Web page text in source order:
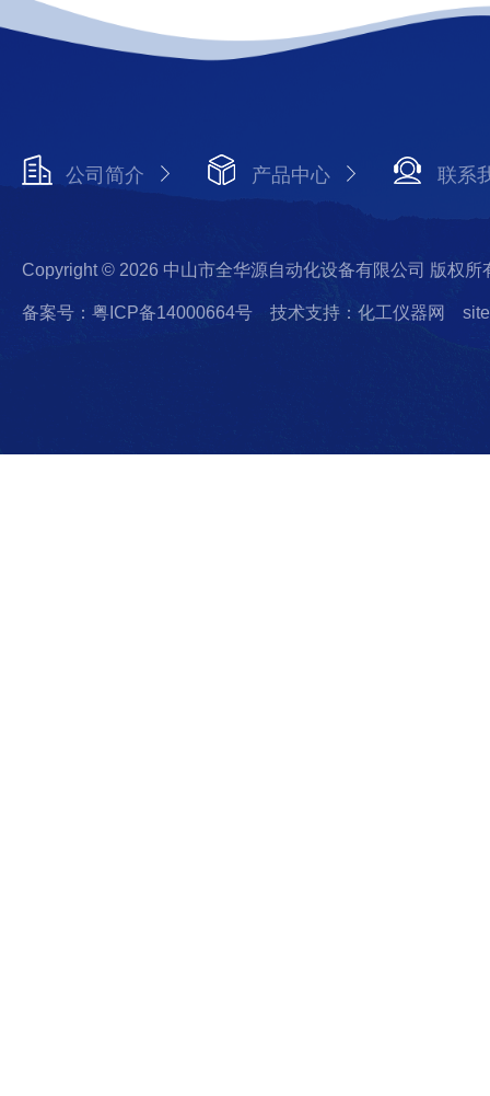
公司简介 产品中心 联系
Copyright © 2026 中山市全华源自动化设备有限公司 版权所
备案号：粤ICP备14000664号 技术支持：化工仪器网